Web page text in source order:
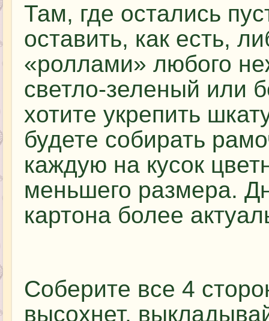
Там, где остались
оставить, как есть,
«роллами» любого
светло-зеленый или
хотите укрепить
будете собирать
каждую на кусок
меньшего размера.
картона более
Соберите все 4
высохнет,